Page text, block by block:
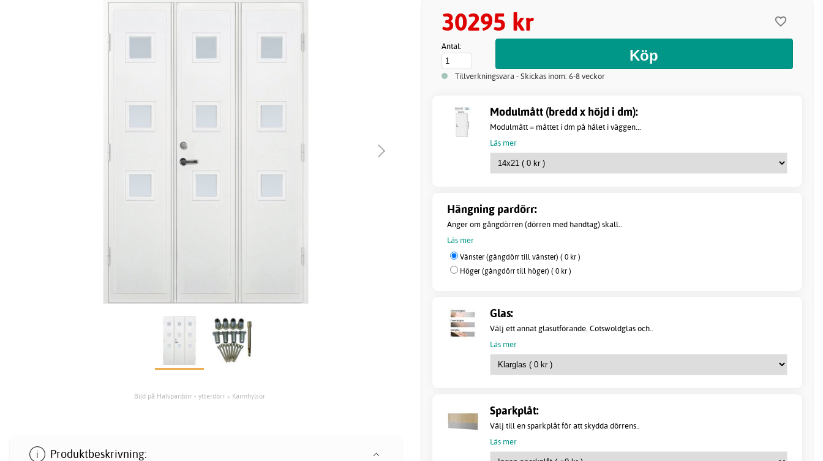
Bild på Halvpardörr - ytterdörr + Karmhylsor
30295 kr
Antal:
Tillverkningsvara - Skickas inom: 6-8 veckor
Modulmått (bredd x höjd i dm):
Modulmått = måttet i dm på hålet i väggen...
Läs mer
Hängning pardörr:
Anger om gångdörren (dörren med handtag) skall..
Läs mer
Vänster (gångdörr till vänster) ( 0 kr )
Höger (gångdörr till höger) ( 0 kr )
Glas:
Välj ett annat glasutförande. Cotswoldglas och..
Läs mer
Sparkplåt:
Välj till en sparkplåt för att skydda dörrens..
Läs mer
Produktbeskrivning: